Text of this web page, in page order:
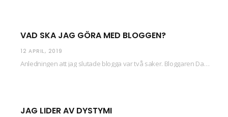
VAD SKA JAG GÖRA MED BLOGGEN?
12 APRIL, 2019
Anledningen att jag slutade blogga var två saker. Bloggaren Daniel skrev ut checkar som personen…
JAG LIDER AV DYSTYMI